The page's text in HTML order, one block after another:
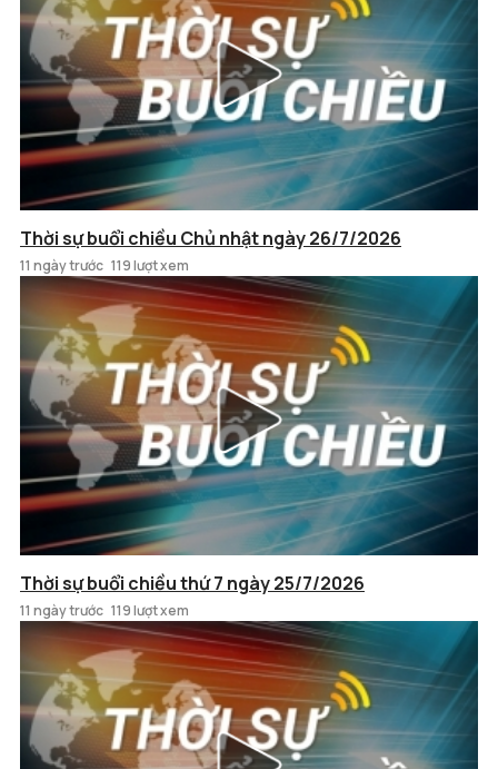
Thời sự buổi chiều Chủ nhật ngày 26/7/2026
11 ngày trước 119 lượt xem
Thời sự buổi chiều thứ 7 ngày 25/7/2026
11 ngày trước 119 lượt xem